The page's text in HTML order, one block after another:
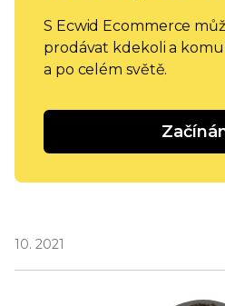
S Ecwid Ecommerce
prodávat kdekoli a
a po celém světě.
10. 2021